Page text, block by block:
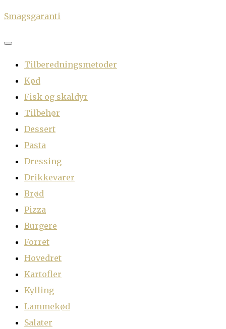
Skip
content
Smagsgaranti
Tilberedningsmetoder
Kød
Fisk og skaldyr
Tilbehør
Dessert
Pasta
Dressing
Drikkevarer
Brød
Pizza
Burgere
Forret
Hovedret
Kartofler
Kylling
Lammekød
Salater